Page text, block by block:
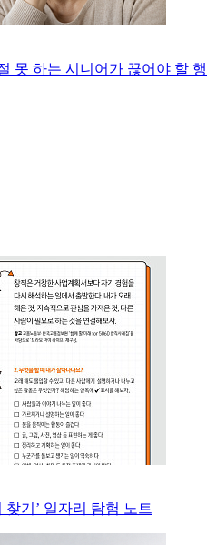
못 하는 시니어가 끊어야 할 행
찾기’ 일자리 탐험 노트